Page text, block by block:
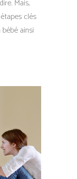
Mais,
clés
ainsi